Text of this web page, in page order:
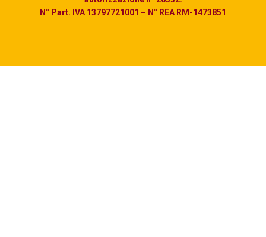
N° Part. IVA 13797721001 – N° REA RM-1473851